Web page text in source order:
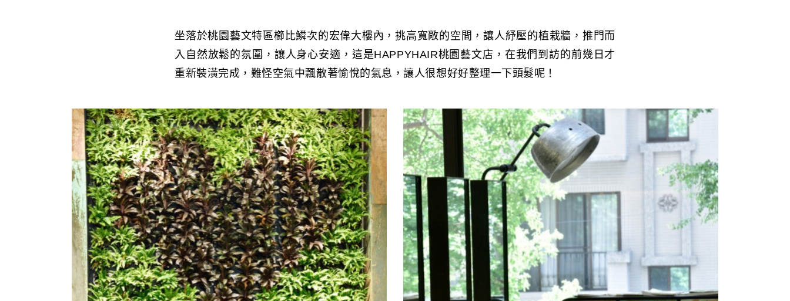
坐落於桃園藝文特區櫛比鱗次的宏偉大樓內，挑高寬敞的空間，讓人紓壓的植栽牆，推門而
入自然放鬆的氛圍，讓人身心安適，這是HAPPYHAIR桃園藝文店，在我們到訪的前幾日才
重新裝潢完成，難怪空氣中飄散著愉悅的氣息，讓人很想好好整理一下頭髮呢！